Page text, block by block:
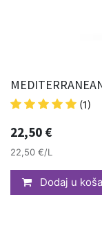
(1)
22,50 €
22,50 €/L
Dodaj u